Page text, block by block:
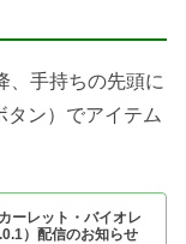
、手持ちの先頭に
ン）でアイテム
ーレット・バイオレ
）配信のお知らせ